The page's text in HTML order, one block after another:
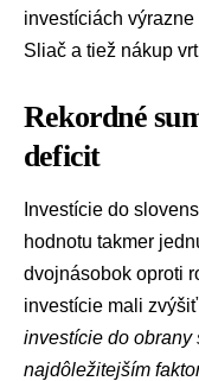
investíciách
Sliač a tiež nákup
Rekordné
deficit
Investície do
hodnotu takmer
dvojnásobok oproti
investície mali
investície do obrany
najdôležitejším